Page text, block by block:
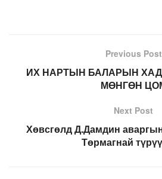
Previous Post
ИХ НАРТЫН БАЛАРЫН
МӨНГӨН
Next Post
Хөвсгөлд Д.Дамдин
Төрмагнай